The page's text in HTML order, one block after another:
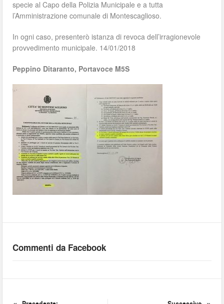
specie al Capo della Polizia Municipale e a tutta
l’Amministrazione comunale di Montescaglioso.
In ogni caso, presenterò istanza di revoca dell’irragionevole
provvedimento municipale. 14/01/2018
Peppino Ditaranto, Portavoce M5S
Commenti da Facebook